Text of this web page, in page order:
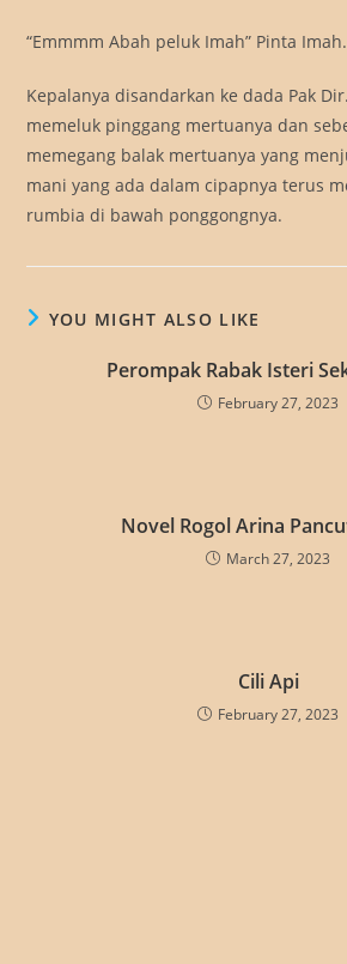
“Emmmm Abah peluk Imah” Pinta Imah.
Kepalanya disandarkan ke dada Pak
memeluk pinggang mertuanya dan
memegang balak mertuanya yang
mani yang ada dalam cipapnya terus
rumbia di bawah ponggongnya.
YOU MIGHT ALSO LIKE
Perompak Rabak Isteri
February 27, 2023
Novel Rogol Arina
March 27, 2023
Cili Api
February 27, 2023